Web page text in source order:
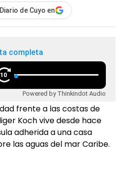
de Cuyo en
completa
10
Powered by Thinkindot Audio
frente a las costas de
Koch vive desde hace
adherida a una casa
las aguas del mar Caribe.